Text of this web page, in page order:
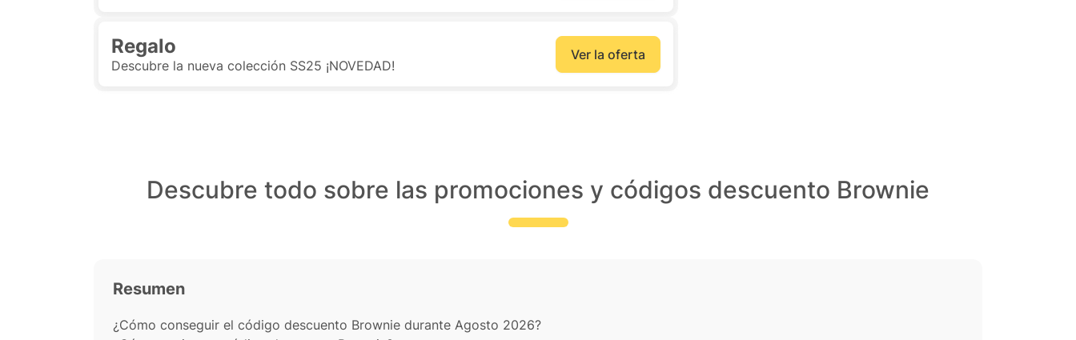
Regalo
Descubre la nueva colección SS25 ¡NOVEDAD!
Ver la oferta
Descubre todo sobre las promociones y códigos descuento Brownie
Resumen
¿Cómo conseguir el código descuento Brownie durante Agosto 2026?